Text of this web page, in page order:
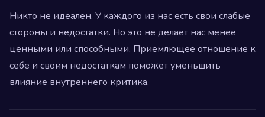
Никто не идеален. У каждого из нас есть свои слабые
стороны и недостатки. Но это не делает нас менее
ценными или способными. Приемлющее отношение к
себе и своим недостаткам поможет уменьшить
влияние внутреннего критика.